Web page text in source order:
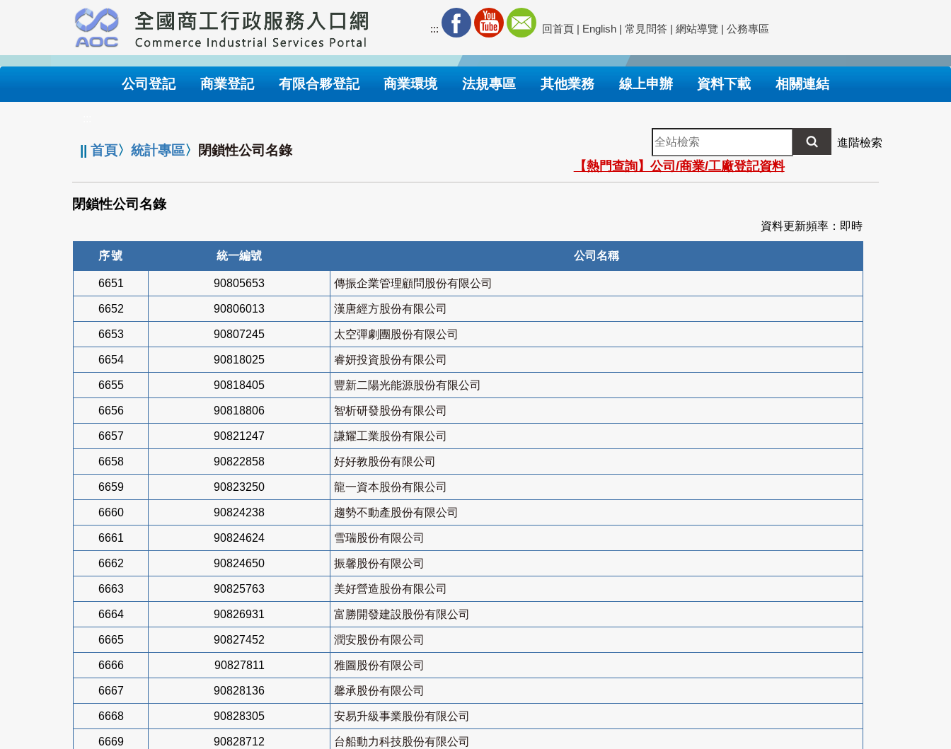
要
內
::: 回首頁 | English | 常見問答 | 網站導覽 | 公務專區
公司登記 商業登記 有限合夥登記 商業環境 法規專區 其他業務 線上申辦 資料下載 相關連結
||首頁〉統計專區〉 閉鎖性公司名錄
全
站
檢
索
進階檢索
【熱門查詢】公司/商業/工廠登記資料
閉鎖性公司名錄
資料更新頻率：即時
序號 統一編號 公司名稱
6651 90805653 傳振企業管理顧問股份有限公司
6652 90806013 漢唐經方股份有限公司
6653 90807245 太空彈劇團股份有限公司
6654 90818025 睿妍投資股份有限公司
6655 90818405 豐新二陽光能源股份有限公司
6656 90818806 智析研發股份有限公司
6657 90821247 謙耀工業股份有限公司
6658 90822858 好好教股份有限公司
6659 90823250 龍一資本股份有限公司
6660 90824238 趨勢不動產股份有限公司
6661 90824624 雪瑞股份有限公司
6662 90824650 振馨股份有限公司
6663 90825763 美好營造股份有限公司
6664 90826931 富勝開發建設股份有限公司
6665 90827452 潤安股份有限公司
6666 90827811 雅圖股份有限公司
6667 90828136 馨承股份有限公司
6668 90828305 安易升級事業股份有限公司
6669 90828712 台船動力科技股份有限公司